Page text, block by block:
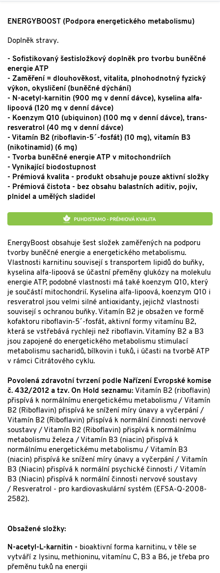
ENERGYBOOST (Podpora energetického metabolismu)
Doplněk stravy.
- Sofistikovaný šestisložkový doplněk pro tvorbu buněčné
energie ATP
- Zaměření = dlouhověkost, vitalita, plnohodnotný fyzický
výkon, okysličení (buněčné dýchání)
- N-acetyl-karnitin (900 mg v denní dávce), kyselina alfa-
lipoová (120 mg v denní dávce)
- Koenzym Q10 (ubiquinon) (100 mg v denní dávce), trans-
resveratrol (40 mg v denní dávce)
- Vitamín B2 (riboflavin-5´-fosfát) (10 mg), vitamín B3
(nikotinamid) (6 mg)
- Tvorba buněčné energie ATP v mitochondriích
- Vynikající biodostupnost
- Prémiová kvalita - produkt obsahuje pouze aktivní složky
- Prémiová čistota - bez obsahu balastních aditiv, pojiv,
plnidel a umělých sladidel
EnergyBoost obsahuje šest složek zaměřených na podporu
tvorby buněčné energie a energetického metabolismu.
Vlastnosti karnitinu souvisejí s transportem lipidů do buňky,
kyselina alfa-lipoová se účastní přeměny glukózy na molekulu
energie ATP, podobné vlastnosti má také koenzym Q10, který
je součástí mitochondrií. Kyselina alfa-lipoová, koenzym Q10 i
resveratrol jsou velmi silné antioxidanty, jejichž vlastnosti
souvisejí s ochranou buňky. Vitamín B2 je obsažen ve formě
kofaktoru riboflavin-5´-fosfát, aktivní formy vitamínu B2,
která se vstřebává rychleji než riboflavin. Vitamíny B2 a B3
jsou zapojené do energetického metabolismu stimulací
metabolismu sacharidů, bílkovin i tuků, i účasti na tvorbě ATP
v rámci Citrátového cyklu.
Povolená zdravotní tvrzení podle Nařízení Evropské komise
č. 432/2012 a tzv. On Hold seznamu: Vitamín B2 (riboflavin)
přispívá k normálnímu energetickému metabolismu / Vitamín
B2 (Riboflavin) přispívá ke snížení míry únavy a vyčerpání /
Vitamín B2 (Riboflavin) přispívá k normální činnosti nervové
soustavy / Vitamín B2 (Riboflavin) přispívá k normálnímu
metabolismu železa / Vitamín B3 (niacin) přispívá k
normálnímu energetickému metabolismu / Vitamín B3
(niacin) přispívá ke snížení míry únavy a vyčerpání / Vitamín
B3 (Niacin) přispívá k normální psychické činnosti / Vitamín
B3 (Niacin) přispívá k normální činnosti nervové soustavy
/ Resveratrol - pro kardiovaskulární systém (EFSA-Q-2008-
2582).
Obsažené složky:
N-acetyl-L-karnitin - bioaktivní forma karnitinu, v těle se
vytváří z lysinu, methioninu, vitamínu C, B3 a B6, je třeba pro
přeměnu tuků na energii